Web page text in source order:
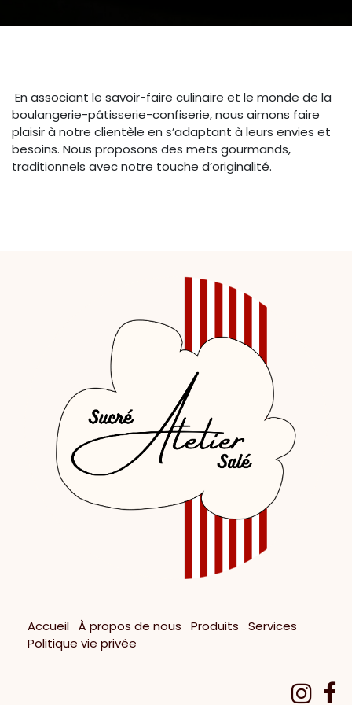
En associant le savoir-faire culinaire et le monde de la
boulangerie-pâtisserie-confiserie, nous aimons faire
plaisir à notre clientèle en s’adaptant à leurs envies et
besoins. Nous proposons des mets gourmands,
traditionnels avec notre touche d’originalité.
Accueil À propos de nous Produits
Services
Politique vie privée